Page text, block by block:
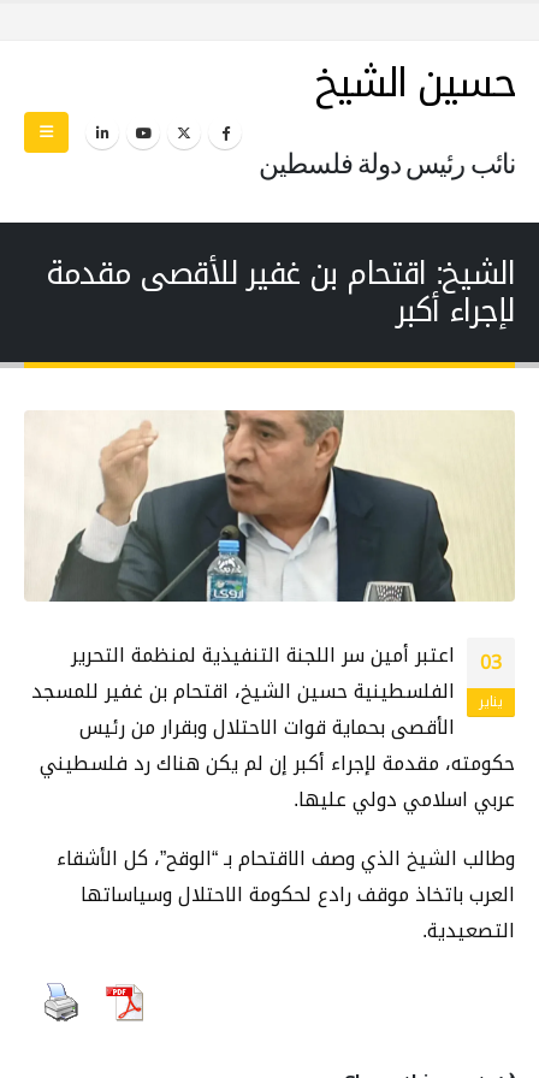
حسين الشيخ
نائب رئيس دولة فلسطين
الشيخ: اقتحام بن غفير للأقصى مقدمة
لإجراء أكبر
03
يناير
اعتبر أمين سر اللجنة التنفيذية لمنظمة التحرير
الفلسطينية حسين الشيخ، اقتحام بن غفير للمسجد
الأقصى بحماية قوات الاحتلال وبقرار من رئيس
حكومته، مقدمة لإجراء أكبر إن لم يكن هناك رد فلسطيني
عربي اسلامي دولي عليها.
وطالب الشيخ الذي وصف الاقتحام بـ “الوقح”، كل الأشقاء
العرب باتخاذ موقف رادع لحكومة الاحتلال وسياساتها
التصعيدية.